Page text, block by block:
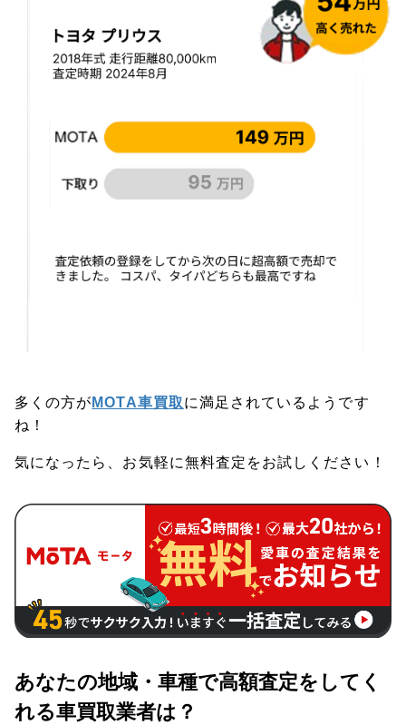
多くの方が MOTA車買取に満足 されているようです
ね！
気になったら、お気軽に無料査定をお試しください！
あなたの地域・車種で高額査定をしてく
れる車買取業者は？